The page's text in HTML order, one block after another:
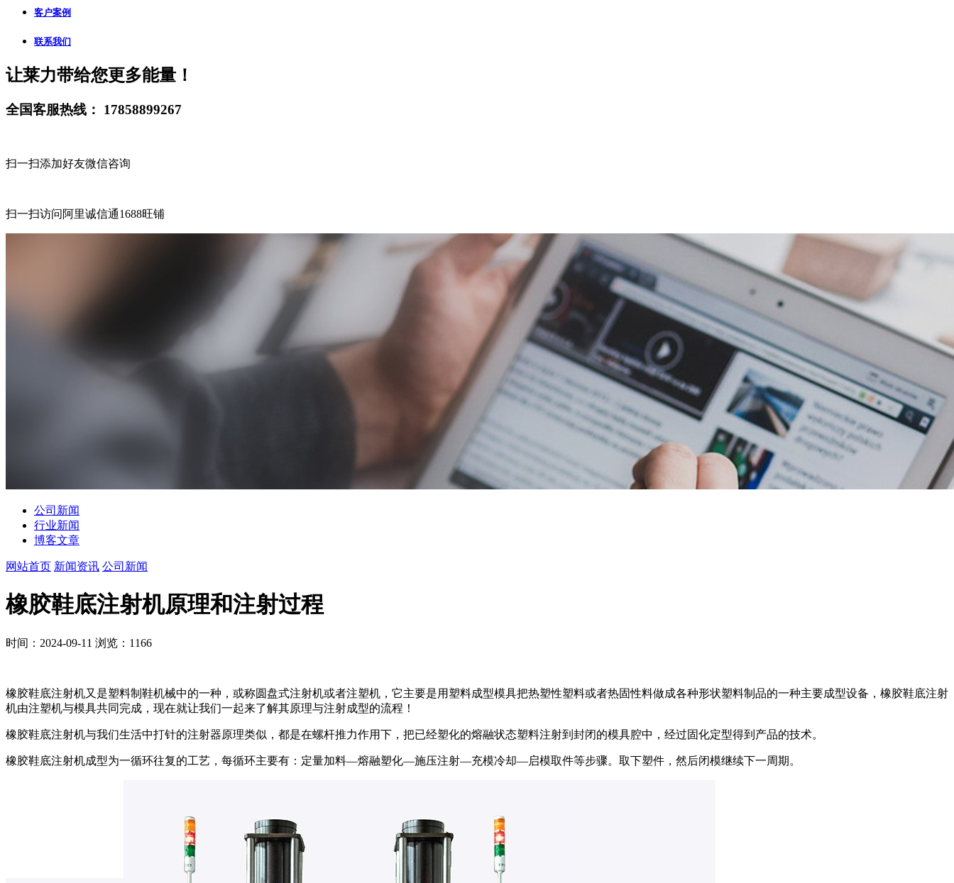
客户案例
联系我们
让莱力带给您更多能量！
全国客服热线： 17858899267
扫一扫添加好友微信咨询
扫一扫访问阿里诚信通1688旺铺
公司新闻
行业新闻
博客文章
网站首页 新闻资讯 公司新闻
橡胶鞋底注射机原理和注射过程
时间：2024-09-11 浏览：1166
橡胶鞋底注射机又是塑料制鞋机械中的一种，或称圆盘式注射机或者注塑机，它主要是用塑料成型模具把热塑性塑料或者热固性料做成各种形状塑料制品的一种主要成型设备，橡胶鞋底注射
机由注塑机与模具共同完成，现在就让我们一起来了解其原理与注射成型的流程！
橡胶鞋底注射机与我们生活中打针的注射器原理类似，都是在螺杆推力作用下，把已经塑化的熔融状态塑料注射到封闭的模具腔中，经过固化定型得到产品的技术。
橡胶鞋底注射机成型为一循环往复的工艺，每循环主要有：定量加料—熔融塑化—施压注射—充模冷却—启模取件等步骤。取下塑件，然后闭模继续下一周期。